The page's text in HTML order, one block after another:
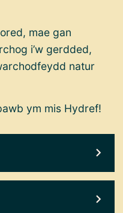
mae gan
i’w gerdded,
natur
ym mis Hydref!